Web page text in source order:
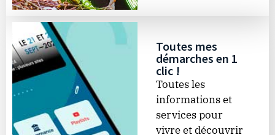
Toutes mes
démarches en 1
clic !
Toutes les
informations et
services pour
vivre et découvrir